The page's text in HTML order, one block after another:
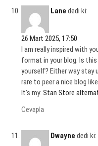
Lane dedi ki:
26 Mart 2025, 17:50
I am really inspired with
format in your blog. Is
yourself? Either way stay
rare to peer a nice blog
It’s my:Stan Store
Cevapla
Dwayne dedi ki: